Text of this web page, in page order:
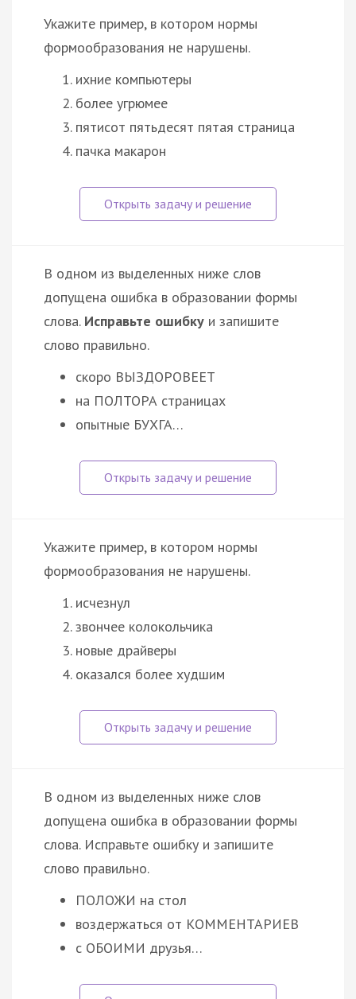
Укажите пример, в котором нормы
формообразования не нарушены.
ихние компьютеры
более угрюмее
пятисот пятьдесят пятая страница
пачка макарон
В одном из выделенных ниже слов
допущена ошибка в образовании формы
слова. Исправьте ошибку и запишите
слово правильно.
скоро ВЫЗДОРОВЕЕТ
на ПОЛТОРА страницах
опытные БУХГА…
Укажите пример, в котором нормы
формообразования не нарушены.
исчезнул
звончее колокольчика
новые драйверы
оказался более худшим
В одном из выделенных ниже слов
допущена ошибка в образовании формы
слова. Исправьте ошибку и запишите
слово правильно.
ПОЛОЖИ на стол
воздержаться от КОММЕНТАРИЕВ
с ОБОИМИ друзья…